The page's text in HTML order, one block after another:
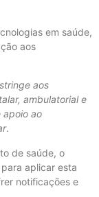
em saúde,
aos
aos
ambulatorial e
apoio ao
.
de saúde, o
aplicar esta
notificações e